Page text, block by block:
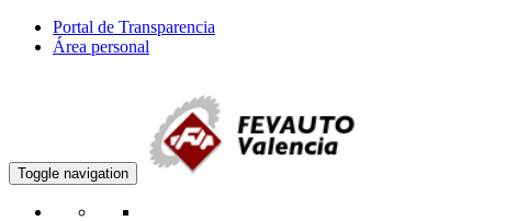
Portal de Transparencia
Área personal
Toggle navigation